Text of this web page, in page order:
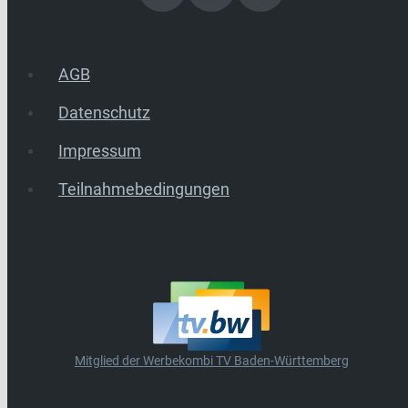
AGB
Datenschutz
Impressum
Teilnahmebedingungen
Mitglied der Werbekombi TV Baden-Württemberg